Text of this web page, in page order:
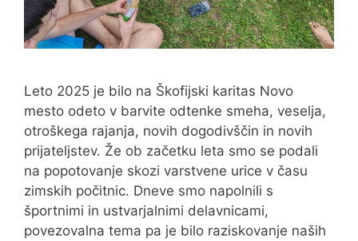
Leto 2025 je bilo na Škofijski karitas Novo
mesto odeto v barvite odtenke smeha, veselja,
otroškega rajanja, novih dogodivščin in novih
prijateljstev. Že ob začetku leta smo se podali
na popotovanje skozi varstvene urice v času
zimskih počitnic. Dneve smo napolnili s
športnimi in ustvarjalnimi delavnicami,
povezovalna tema pa je bilo raziskovanje naših